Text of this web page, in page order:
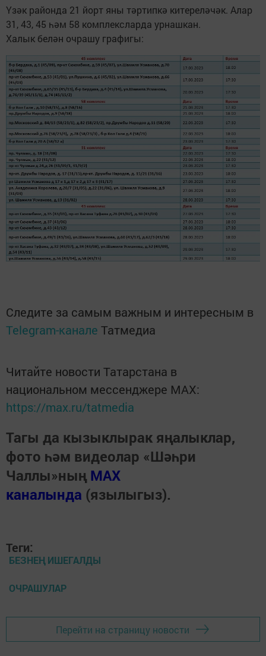
Үзәк районда 21 йорт яны тәртипкә китереләчәк. Алар
31, 43, 45 һәм 58 комплексларда урнашкан.
Халык белән очрашу графигы:
Следите за самым важным и интересным в
Telegram-канале Татмедиа
Читайте новости Татарстана в
национальном мессенджере MАХ:
https://max.ru/tatmedia
Тагы да кызыклырак яңалыклар,
фото һәм видеолар «Шәһри
Чаллы»ның MAX
каналында (язылыгыз).
Теги:
БЕЗНЕҢ ИШЕГАЛДЫ
ОЧРАШУЛАР
Перейти на страницу новости